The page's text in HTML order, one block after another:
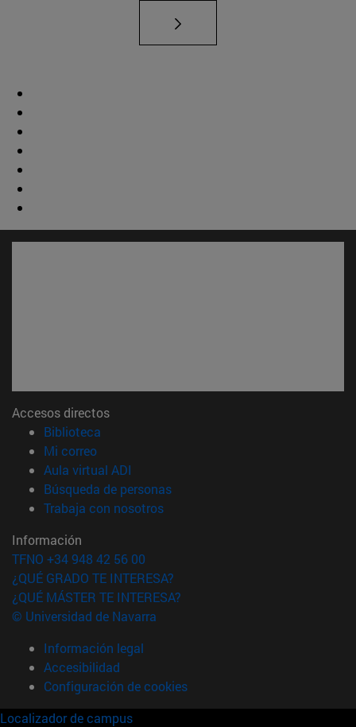
Accesos directos
Biblioteca
Mi correo(abre en nueva ventana)
Aula virtual ADI
Búsqueda de personas(abre en nueva ventana)
Trabaja con nosotros(abre en nueva ventana)
Información
TFNO +34 948 42 56 00
¿QUÉ GRADO TE INTERESA?
¿QUÉ MÁSTER TE INTERESA?
© Universidad de Navarra
Información legal
Accesibilidad
Configuración de cookies
Localizador de campus